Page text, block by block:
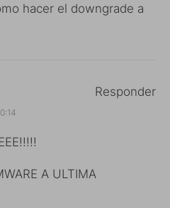
hacer el downgrade a
A ULTIMA
Responder